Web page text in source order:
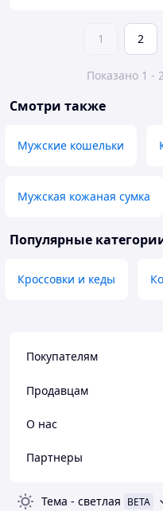
1 2
Показано 1 -
Смотри также
Мужские кошельки
Мужская кожаная сумка
Популярные
Кроссовки и кеды
Покупателям
Продавцам
О нас
Партнеры
Тема - светлая BETA